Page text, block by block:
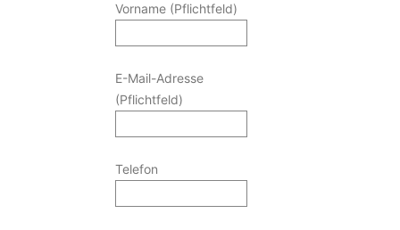
Vorname (Pflichtfeld)
E-Mail-Adresse
(Pflichtfeld)
Telefon